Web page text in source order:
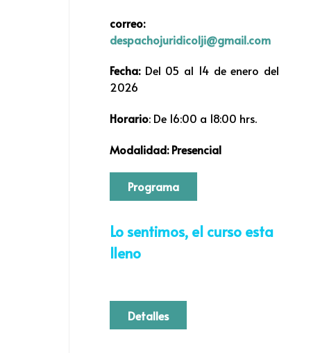
correo:
despachojuridicolji@gmail.com
Fecha:Del 05 al 14 de enero del
2026
Horario: De 16:00 a 18:00 hrs.
Modalidad: Presencial
Programa
Lo sentimos, el curso esta
lleno
Detalles